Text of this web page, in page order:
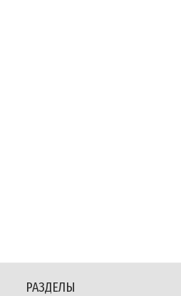
РАЗДЕЛЫ